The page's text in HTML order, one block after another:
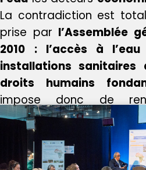
La contradiction est
prise par l’Assemblée
2010
: l’accès à
installations sanitaires
droits humains
impose donc de
constamment
qualité acceptable,
physiquement et